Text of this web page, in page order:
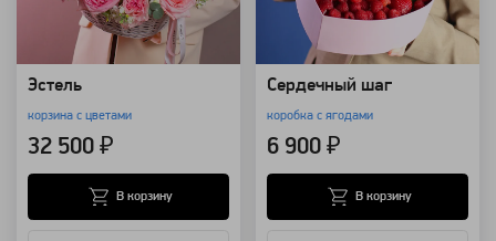
Эстель
корзина с цветами
32 500 ₽
В корзину
Сердечный шаг
коробка с ягодами
6 900 ₽
В корзину